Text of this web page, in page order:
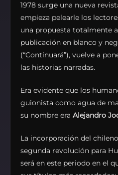
1978 surge una nueva
empieza pelearle los
una propuesta totalmente
publicación en blanco y
(“Continuará”), vuelve a
las historias narradas.
Era evidente que los
guionista como agua de
su nombre era Alejandro
La incorporación del
segunda revolución para
será en este periodo en el